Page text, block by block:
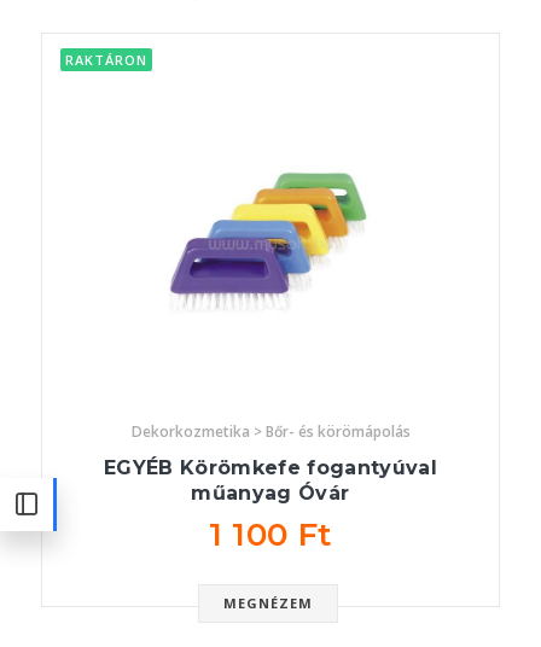
RAKTÁRON
Dekorkozmetika > Bőr- és körömápolás
EGYÉB Körömkefe fogantyúval
műanyag Óvár
1 100 Ft
MEGNÉZEM